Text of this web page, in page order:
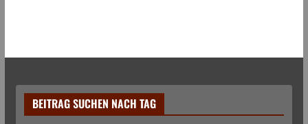
BEITRAG SUCHEN NACH TAG